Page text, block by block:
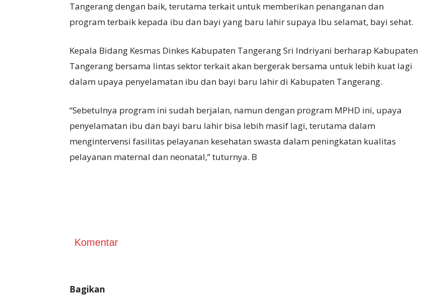
Tangerang dengan baik, terutama terkait untuk memberikan penanganan dan
program terbaik kepada ibu dan bayi yang baru lahir supaya Ibu selamat, bayi sehat.
Kepala Bidang Kesmas Dinkes Kabupaten Tangerang Sri Indriyani berharap Kabupaten
Tangerang bersama lintas sektor terkait akan bergerak bersama untuk lebih kuat lagi
dalam upaya penyelamatan ibu dan bayi baru lahir di Kabupaten Tangerang.
“Sebetulnya program ini sudah berjalan, namun dengan program MPHD ini, upaya
penyelamatan ibu dan bayi baru lahir bisa lebih masif lagi, terutama dalam
mengintervensi fasilitas pelayanan kesehatan swasta dalam peningkatan kualitas
pelayanan maternal dan neonatal,” tuturnya. B
Komentar
Bagikan